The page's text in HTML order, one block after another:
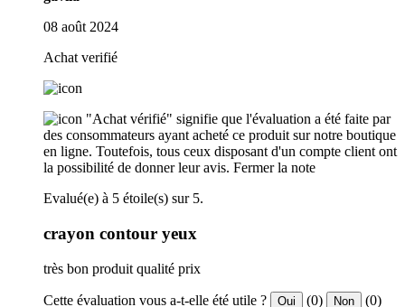
08 août 2024
Achat verifié
"Achat vérifié" signifie que l'évaluation a été faite par
des consommateurs ayant acheté ce produit sur notre boutique
en ligne. Toutefois, tous ceux disposant d'un compte client ont
la possibilité de donner leur avis. Fermer la note
Evalué(e) à 5 étoile(s) sur 5.
crayon contour yeux
très bon produit qualité prix
Cette évaluation vous a-t-elle été utile ? Oui (0) Non (0)